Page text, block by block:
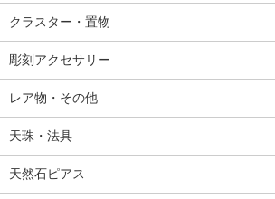
クラスター・置物
彫刻アクセサリー
レア物・その他
天珠・法具
天然石ピアス